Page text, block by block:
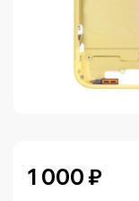
1 000₽